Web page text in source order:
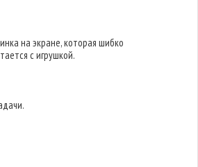
на экране, которая шибко
с игрушкой.